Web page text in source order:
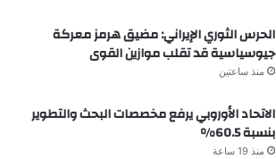
الحرس الثوري الإيراني: مضيق هرمز معركة
جيوسياسية قد تقلب موازين القوى
منذ ساعتين
الاتحاد الأوروبي يرفع مخصصات البحث والتطوير
بنسبة 60.5%
منذ 19 ساعة